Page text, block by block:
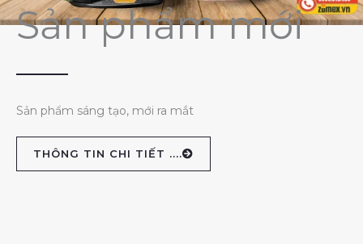
Sản phẩm mới
Sản phẩm sáng tạo, mới ra mắt
THÔNG TIN CHI TIẾT ....